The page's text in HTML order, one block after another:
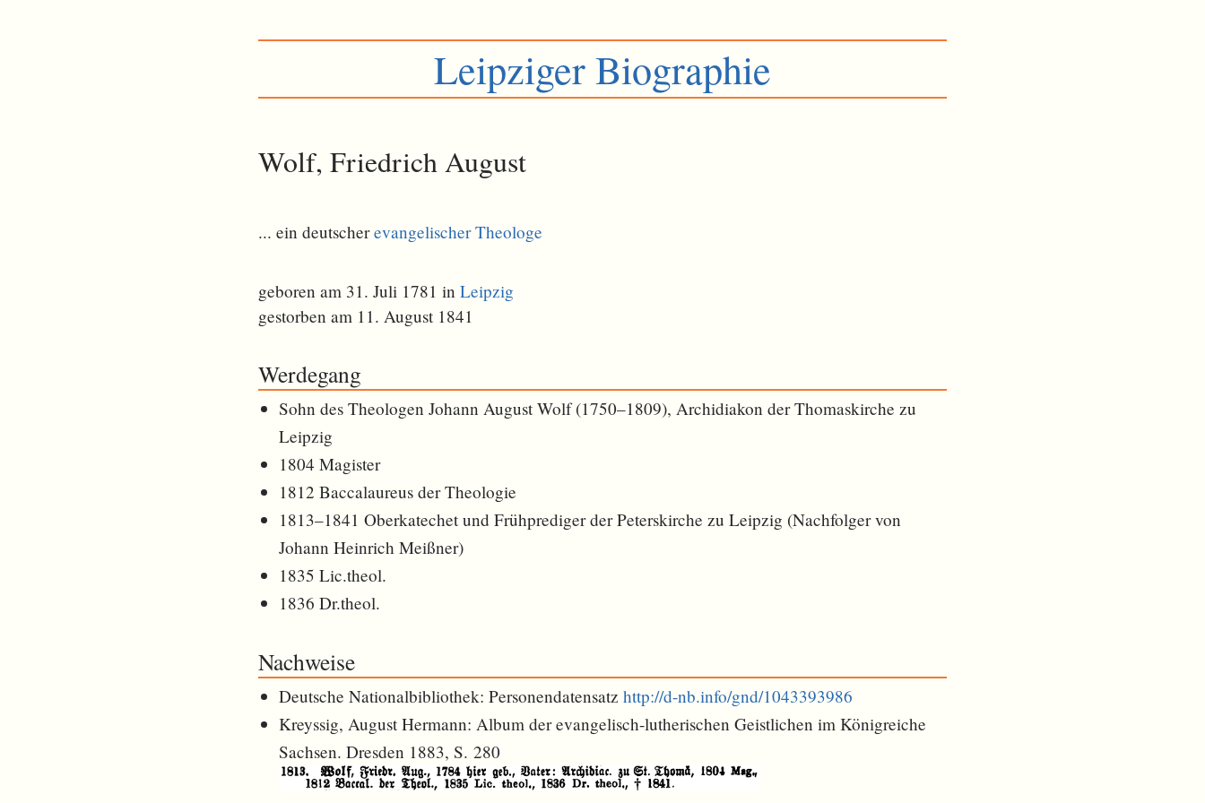
Leipziger Biographie
Wolf, Friedrich August
... ein deutscherevangelischer Theologe
geboren am 31. Juli 1781 in Leipzig
gestorben am 11. August 1841
Werdegang
Sohn des Theologen Johann August Wolf (1750–1809), Archidiakon der Thomaskirche zu
Leipzig
1804 Magister
1812 Baccalaureus der Theologie
1813–1841 Oberkatechet und Frühprediger der Peterskirche zu Leipzig (Nachfolger von
Johann Heinrich Meißner)
1835 Lic.theol.
1836 Dr.theol.
Nachweise
Deutsche Nationalbibliothek: Personendatensatzhttp://d-nb.info/gnd/1043393986
Kreyssig, August Hermann: Album der evangelisch-lutherischen Geistlichen im Königreiche
Sachsen. Dresden 1883, S. 280